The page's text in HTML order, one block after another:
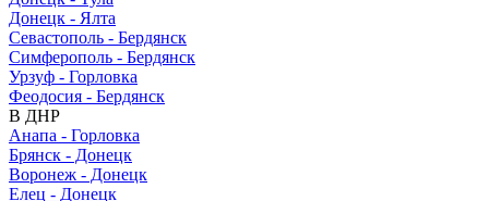
Донецк - Ялта
Севастополь - Бердянск
Симферополь - Бердянск
Урзуф - Горловка
Феодосия - Бердянск
В ДНР
Анапа - Горловка
Брянск - Донецк
Воронеж - Донецк
Елец - Донецк